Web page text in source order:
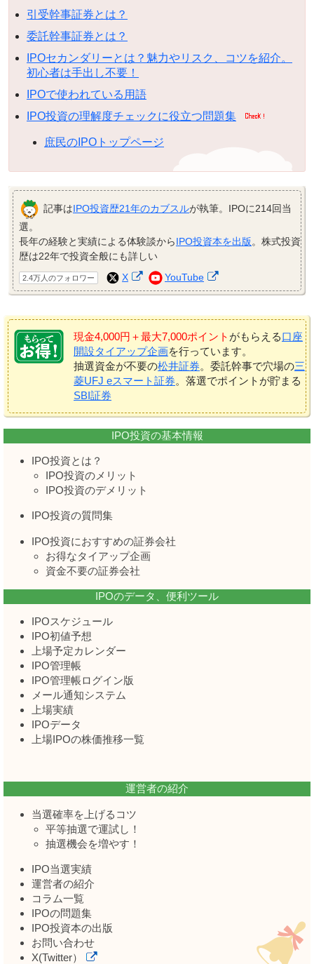
引受幹事証券とは？
委託幹事証券とは？
IPOセカンダリーとは？魅力やリスク、コツを紹介。
初心者は手出し不要！
IPOで使われている用語
IPO投資の理解度チェックに役立つ問題集
庶民のIPOトップページ
記事はIPO投資歴21年のカブスルが執筆。IPOに214回当
選。
長年の経験と実績による体験談からIPO投資本を出版。株式投資
歴は22年で投資全般にも詳しい
2.4万人のフォロワー X YouTube
現金4,000円＋最大7,000ポイント がもらえる口座
開設タイアップ企画を行っています。
抽選資金が不要の松井証券。委託幹事で穴場の三
菱UFJ eスマート証券。落選でポイントが貯まる
SBI証券
IPO投資の基本情報
IPO投資とは？
IPO投資のメリット
IPO投資のデメリット
IPO投資の質問集
IPO投資におすすめの証券会社
お得なタイアップ企画
資金不要の証券会社
IPOのデータ、便利ツール
IPOスケジュール
IPO初値予想
上場予定カレンダー
IPO管理帳
IPO管理帳ログイン版
メール通知システム
上場実績
IPOデータ
上場IPOの株価推移一覧
運営者の紹介
当選確率を上げるコツ
平等抽選で運試し！
抽選機会を増やす！
IPO当選実績
運営者の紹介
コラム一覧
IPOの問題集
IPO投資本の出版
お問い合わせ
X(Twitter）